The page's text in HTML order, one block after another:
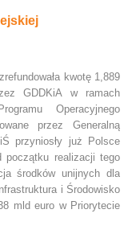
kwotę 1,889
GDDKiA w ramach
Operacyjnego
przez Generalną
przyniosły już Polsce
początku realizacji tego
środków unijnych dla
i Środowisko
mld euro w Priorytecie